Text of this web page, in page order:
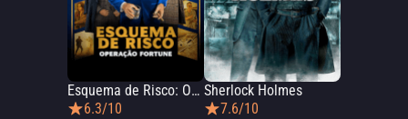
Esquema de Risco: Operação Fortune
6.3/10
Sherlock Holmes
7.6/10